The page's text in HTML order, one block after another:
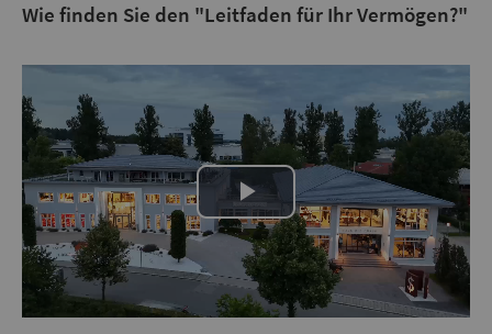
Wie finden Sie den "Leitfaden für Ihr Vermögen?"
Play
Video